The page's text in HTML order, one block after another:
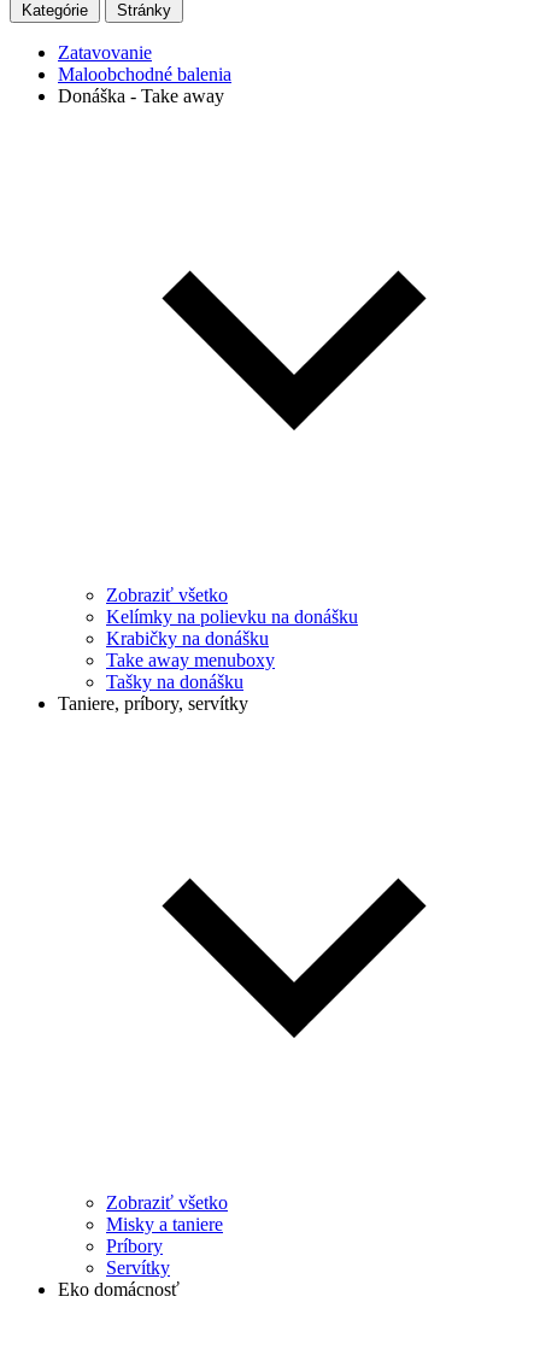
Kategórie Stránky
Zatavovanie
Maloobchodné balenia
Donáška - Take away
Zobraziť všetko
Kelímky na polievku na donášku
Krabičky na donášku
Take away menuboxy
Tašky na donášku
Taniere, príbory, servítky
Zobraziť všetko
Misky a taniere
Príbory
Servítky
Eko domácnosť